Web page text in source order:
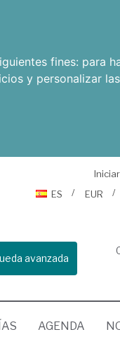
fines: para
y personalizar
ES
EUR
avanzada
AGENDA